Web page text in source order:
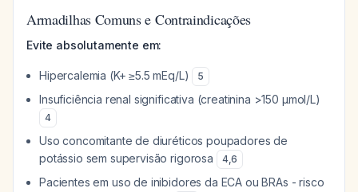
Armadilhas Comuns e Contraindicações
Evite absolutamente em:
Hipercalemia (K+ ≥5.5 mEq/L) 5
Insuficiência renal significativa (creatinina >150 µmol/L)
4
Uso concomitante de diuréticos poupadores de
potássio sem supervisão rigorosa
4,6
Pacientes em uso de inibidores da ECA ou BRAs - risco